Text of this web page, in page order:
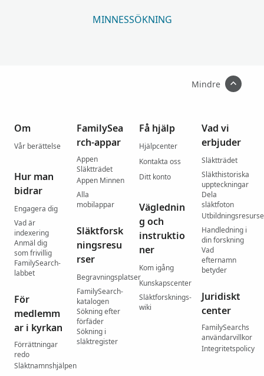
MINNESSÖKNING
Mindre
Om
Vår berättelse
Hur man
bidrar
Engagera dig
Vad är
indexering
Anmäl dig
som frivillig
FamilySearch-
labbet
För
medlemm
ar i kyrkan
Förrättningar
redo
Släktnamnshjälpen
FamilySea
rch-appar
Appen
Släktträdet
Appen Minnen
Alla
mobilappar
Släktforsk
ningsresu
rser
Begravningsplatser
FamilySearch-
katalogen
Sökning efter
förfäder
Sökning i
släktregister
Få hjälp
Hjälpcenter
Kontakta oss
Ditt konto
Väglednin
g och
instruktio
ner
Kom igång
Kunskapscenter
Släktforsknings-
wiki
Vad vi
erbjuder
Släktträdet
Släkthistoriska
uppteckningar
Dela
släktfoton
Handledning i
din forskning
Vad
efternamn
betyder
Juridiskt
center
FamilySearchs
användarvillkor
Integritetspolicy